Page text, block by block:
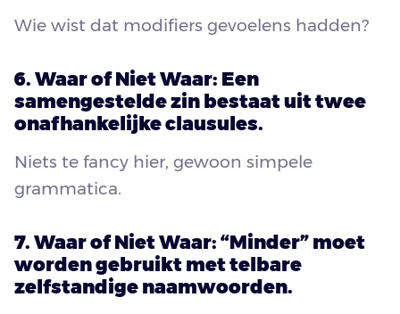
Wie wist dat modifiers gevoelens hadden?
6. Waar of Niet Waar: Een
samengestelde zin bestaat uit twee
onafhankelijke clausules.
Niets te fancy hier, gewoon simpele
grammatica.
7. Waar of Niet Waar: “Minder” moet
worden gebruikt met telbare
zelfstandige naamwoorden.